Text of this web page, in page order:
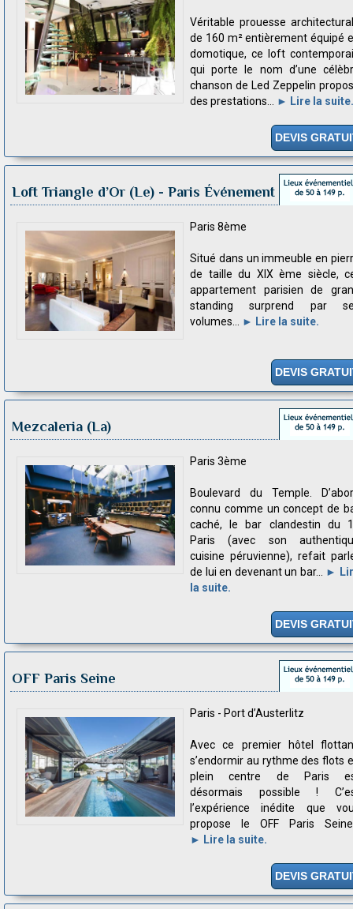
Véritable prouesse
de 160 m² entièrement équipé
domotique, ce loft
qui porte le nom d’une
chanson de Led Zeppelin
des prestations...
► Lire la suite.
DEVIS
Loft Triangle d’Or (Le) - Paris Événement
Paris 8ème
Situé dans un immeuble en
de taille du XIX ème siècle,
appartement parisien de
standing surprend par
volumes...
► Lire la suite.
DEVIS
Mezcaleria (La)
Paris 3ème
Boulevard du Temple.
connu comme un concept de
caché, le bar clandestin du
Paris (avec son
cuisine péruvienne), refait
de lui en devenant un bar... ►
la suite.
DEVIS
OFF Paris Seine
Paris - Port d’Austerlitz
Avec ce premier hôtel
s’endormir au rythme des flots
plein centre de Paris
désormais possible !
l’expérience inédite que
propose le OFF Paris
► Lire la suite.
DEVIS